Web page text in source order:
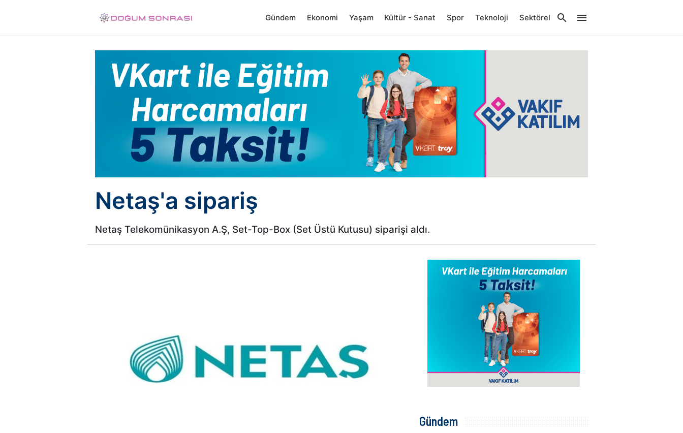
Gündem Ekonomi Yaşam Kültür - Sanat Spor Teknoloji Sektörel
Netaş'a sipariş
Netaş Telekomünikasyon A.Ş, Set-Top-Box (Set Üstü Kutusu) siparişi aldı.
Gündem